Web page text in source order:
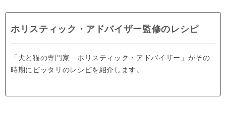
ホリスティック・アドバイザー監修のレシピ
「犬と猫の専門家 ホリスティック・アドバイザー」がその
時期にピッタリのレシピを紹介します。